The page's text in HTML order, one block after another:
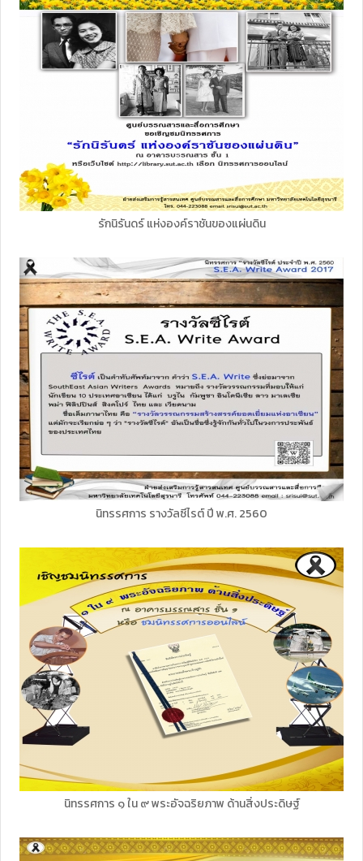
รักนิรันดร์ แห่งองค์ราชันของแผ่นดิน
นิทรรศการ รางวัลซีไรต์ ปี พ.ศ. 2560
นิทรรศการ ๑ ใน ๙ พระอัจฉริยภาพ ด้านสิ่งประดิษฐ์